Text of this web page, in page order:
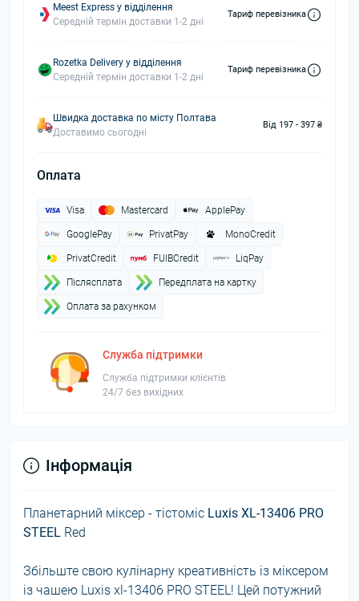
Meest Express у відділення
Середній термін доставки 1-2 дні
Тариф перевізника
Rozetka Delivery у відділення
Середній термін доставки 1-2 дні
Тариф перевізника
Швидка доставка по місту Полтава
Доставимо сьогодні
Від 197 - 397 ₴
Оплата
Visa Mastercard ApplePay
GooglePay PrivatPay MonoCredit
PrivatCredit FUIBCredit LiqPay
Пiслясплата Передплата на картку
Оплата за рахунком
Служба підтримки
Служба підтримки клієнтів
24/7 без вихідних
Інформація
Планетарний міксер - тістоміс Luxis XL-13406 PRO
STEEL Red
Збільште свою кулінарну креативність із міксером
із чашею Luxis xl-13406 PRO STEEL! Цей потужний